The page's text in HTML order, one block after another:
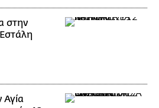
στην
Αγία